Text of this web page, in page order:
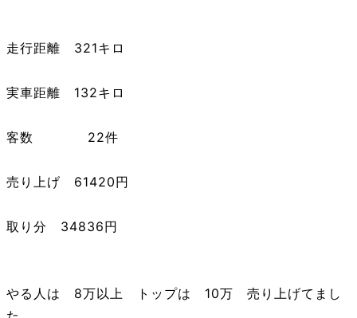
走行距離 321キロ
実車距離 132キロ
客数 22件
売り上げ 61420円
取り分 34836円
やる人は 8万以上 トップは 10万 売り上げてまし